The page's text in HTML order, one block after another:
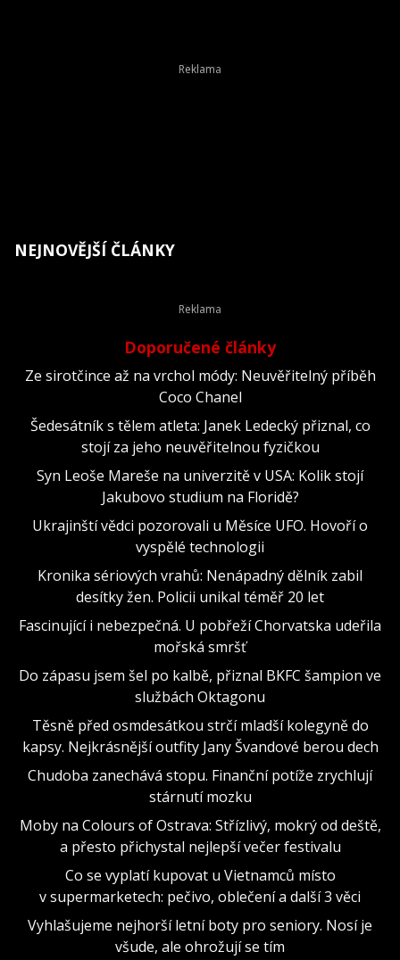
NEJNOVĚJŠÍ ČLÁNKY
Doporučené články
Ze sirotčince až na vrchol módy: Neuvěřitelný příběh
Coco Chanel
Šedesátník s tělem atleta: Janek Ledecký přiznal, co
stojí za jeho neuvěřitelnou fyzičkou
Syn Leoše Mareše na univerzitě v USA: Kolik stojí
Jakubovo studium na Floridě?
Ukrajinští vědci pozorovali u Měsíce UFO. Hovoří o
vyspělé technologii
Kronika sériových vrahů: Nenápadný dělník zabil
desítky žen. Policii unikal téměř 20 let
Fascinující i nebezpečná. U pobřeží Chorvatska udeřila
mořská smršť
Do zápasu jsem šel po kalbě, přiznal BKFC šampion ve
službách Oktagonu
Těsně před osmdesátkou strčí mladší kolegyně do
kapsy. Nejkrásnější outfity Jany Švandové berou dech
Chudoba zanechává stopu. Finanční potíže zrychlují
stárnutí mozku
Moby na Colours of Ostrava: Střízlivý, mokrý od deště,
a přesto přichystal nejlepší večer festivalu
Co se vyplatí kupovat u Vietnamců místo
v supermarketech: pečivo, oblečení a další 3 věci
Vyhlašujeme nejhorší letní boty pro seniory. Nosí je
všude, ale ohrožují se tím